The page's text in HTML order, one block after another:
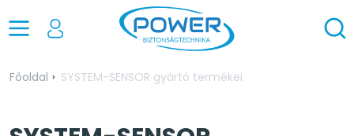
Főoldal SYSTEM-SENSOR gyártó termékei